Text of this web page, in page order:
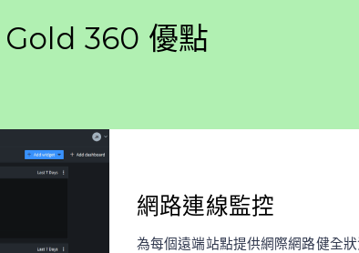
360 優點
網路連線監控
為每個遠端站點提供網際網路健全